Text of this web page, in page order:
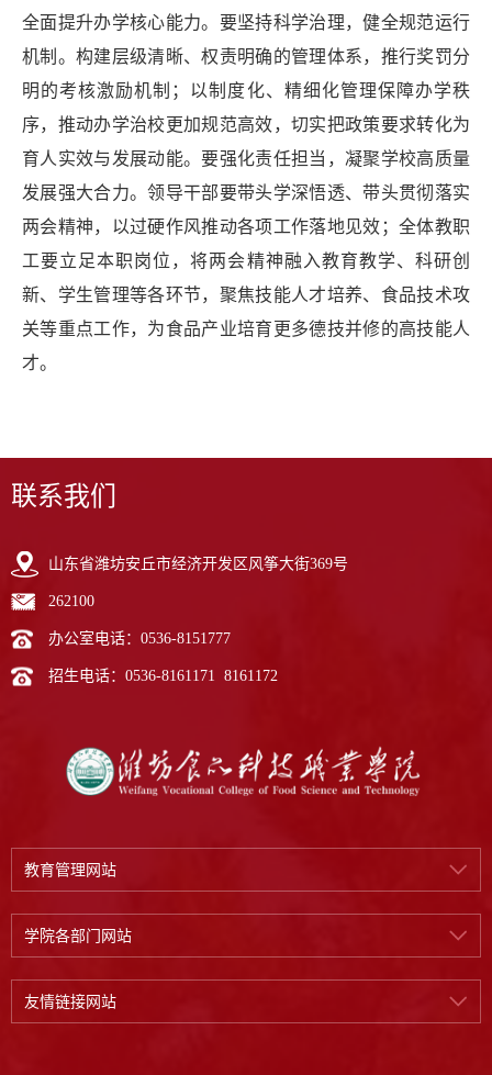
全面提升办学核心能力。要坚持科学治理，健全规范运行
机制。构建层级清晰、权责明确的管理体系，推行奖罚分
明的考核激励机制；以制度化、精细化管理保障办学秩
序，推动办学治校更加规范高效，切实把政策要求转化为
育人实效与发展动能。要强化责任担当，凝聚学校高质量
发展强大合力。领导干部要带头学深悟透、带头贯彻落实
两会精神，以过硬作风推动各项工作落地见效；全体教职
工要立足本职岗位，将两会精神融入教育教学、科研创
新、学生管理等各环节，聚焦技能人才培养、食品技术攻
关等重点工作，为食品产业培育更多德技并修的高技能人
才。
联系我们
山东省潍坊安丘市经济开发区风筝大街369号
262100
办公室电话：0536-8151777
招生电话：0536-8161171 8161172
教育管理网站
学院各部门网站
友情链接网站